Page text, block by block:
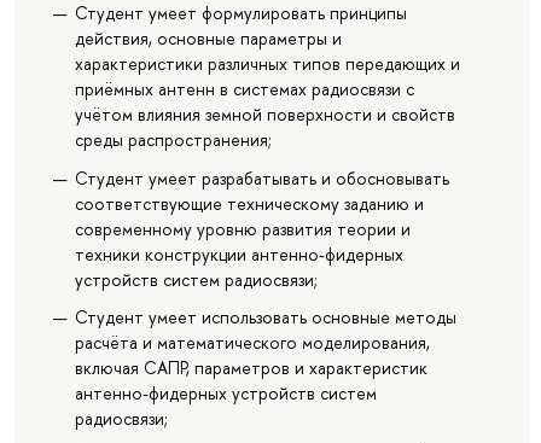
Студент умеет формулировать принципы
действия, основные параметры и
характеристики различных типов передающих и
приёмных антенн в системах радиосвязи с
учётом влияния земной поверхности и свойств
среды распространения;
Студент умеет разрабатывать и обосновывать
соответствующие техническому заданию и
современному уровню развития теории и
техники конструкции антенно-фидерных
устройств систем радиосвязи;
Студент умеет использовать основные методы
расчёта и математического моделирования,
включая САПР, параметров и характеристик
антенно-фидерных устройств систем
радиосвязи;